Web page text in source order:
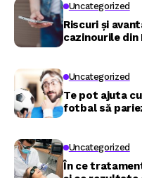
Uncategorized
Riscuri și
cazinourile din
Uncategorized
Te pot ajuta
fotbal să
Uncategorized
În ce